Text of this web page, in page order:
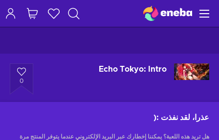
Echo Tokyo: Intro
0
عذرا، لقد نفذت :(
هل تريد هذه اللعبة؟ يمكننا إخطارك عبر البريد الإلكتروني عندما يتوفر المنتج مرة